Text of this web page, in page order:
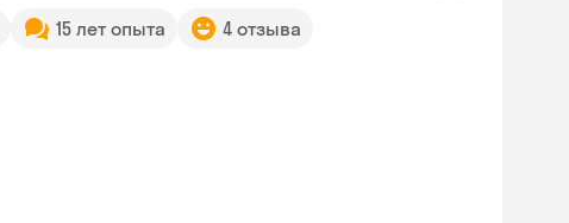
15 лет опыта 4 отзыва